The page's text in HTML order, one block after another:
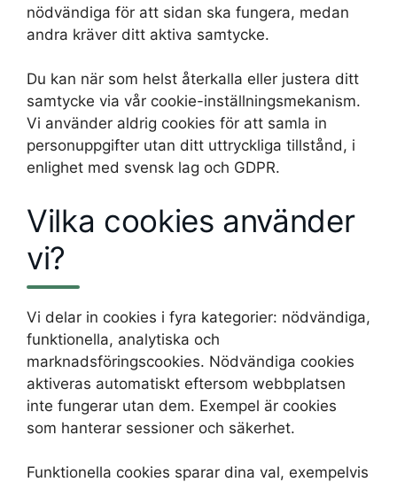
nödvändiga för att sidan ska fungera, medan
andra kräver ditt aktiva samtycke.
Du kan när som helst återkalla eller justera ditt
samtycke via vår cookie-inställningsmekanism.
Vi använder aldrig cookies för att samla in
personuppgifter utan ditt uttryckliga tillstånd, i
enlighet med svensk lag och GDPR.
Vilka cookies använder
vi?
Vi delar in cookies i fyra kategorier: nödvändiga,
funktionella, analytiska och
marknadsföringscookies. Nödvändiga cookies
aktiveras automatiskt eftersom webbplatsen
inte fungerar utan dem. Exempel är cookies
som hanterar sessioner och säkerhet.
Funktionella cookies sparar dina val, exempelvis